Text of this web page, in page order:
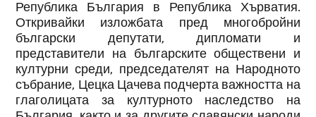
Република България в Република Хърватия.
Откривайки изложбата пред многобройни
български депутати, дипломати и
представители на българските обществени и
културни среди, председателят на Народното
събрание, Цецка Цачева подчерта важността на
глаголицата за културното наследство на